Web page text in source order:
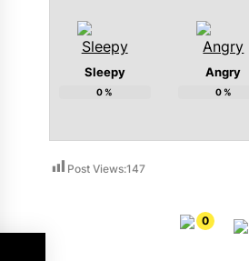
Sleepy
0%
Angry
0%
Post Views:147
0